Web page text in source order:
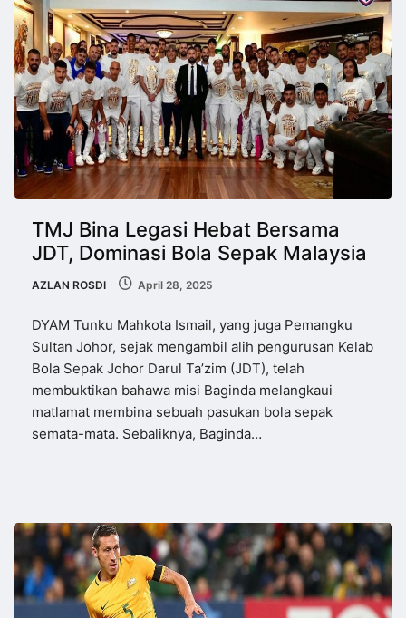
TMJ Bina Legasi Hebat Bersama
JDT, Dominasi Bola Sepak Malaysia
AZLAN ROSDI April 28, 2025
DYAM Tunku Mahkota Ismail, yang juga Pemangku
Sultan Johor, sejak mengambil alih pengurusan Kelab
Bola Sepak Johor Darul Ta’zim (JDT), telah
membuktikan bahawa misi Baginda melangkaui
matlamat membina sebuah pasukan bola sepak
semata-mata. Sebaliknya, Baginda…